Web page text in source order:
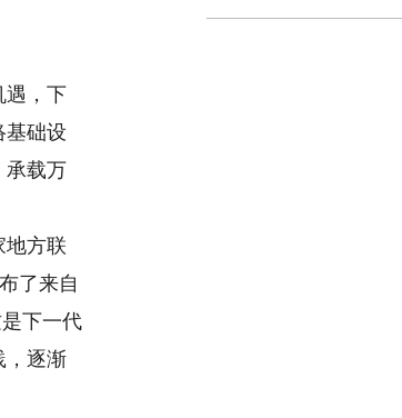
，下
基础设
承载万
方联
了来自
下一代
，逐渐